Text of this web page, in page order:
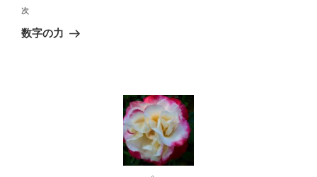
ビ
ゲ
稿
次
の
次
数字の力